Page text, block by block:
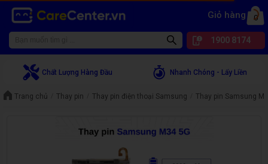
Giỏ hàng 0
1900 8174
Chất Lượng Hàng Đầu Nhanh Chóng - Lấy Liền
Trang chủ Thay pin Thay pin điện thoại Samsung Thay pin Samsung M